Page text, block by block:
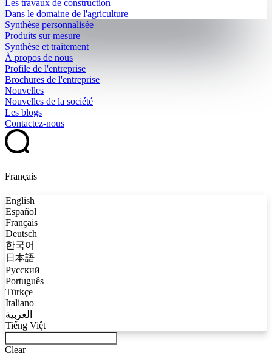
Les travaux de construction
Dans le domaine de l'agriculture
Synthèse personnalisée
Produits sur mesure
Synthèse et traitement
À propos de nous
Profile de l'entreprise
Brochures de l'entreprise
Nouvelles
Nouvelles de la société
Les blogs
Contactez-nous
Français
English
Español
Français
Deutsch
한국어
日本語
Русский
Português
Türkçe
Italiano
العربية
Tiếng Việt
Clear